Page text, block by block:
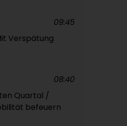
Verspätung
09:45
Quartal /
befeuern
08:40